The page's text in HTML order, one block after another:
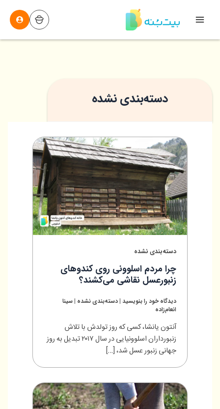
Main
دسته‌بندی نشده
دسته‌بندی نشده
چرا مردم اسلوونی روی کندوهای
زنبورعسل نقاشی می‌کشند؟
دیدگاه‌ خود را بنویسید دسته‌بندی نشده سینا
انعام‌زاده
آنتون یانشا، کسی که روز تولدش با تلاش
زنبورداران اسلوونیایی در سال ۲۰۱۷ تبدیل به روز
جهانی زنبور عسل شد، […]